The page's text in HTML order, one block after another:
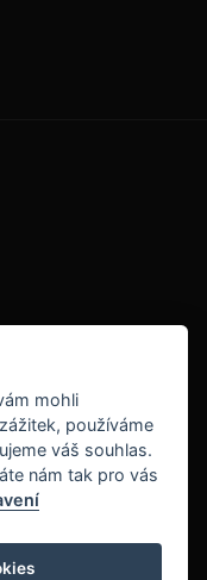
mohli
používáme
váš souhlas.
nám tak pro vás